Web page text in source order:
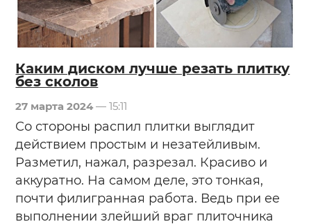
Каким диском лучше резать плитку
без сколов
27 марта 2024 — 15:11
Со стороны распил плитки выглядит
действием простым и незатейливым.
Разметил, нажал, разрезал. Красиво и
аккуратно. На самом деле, это тонкая,
почти филигранная работа. Ведь при ее
выполнении злейший враг плиточника